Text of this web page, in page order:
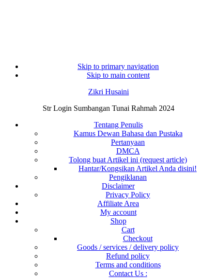
Skip to primary navigation
Skip to main content
Zikri Husaini
Str Login Sumbangan Tunai Rahmah 2024
Tentang Penulis
Kamus Dewan Bahasa dan Pustaka
Pertanyaan
DMCA
Tolong buat Artikel ini (request article)
Hantar/Kongsikan Artikel Anda disini!
Pengiklanan
Disclaimer
Privacy Policy
Affiliate Area
My account
Shop
Cart
Checkout
Goods / services / delivery policy
Refund policy
Terms and conditions
Contact Us :